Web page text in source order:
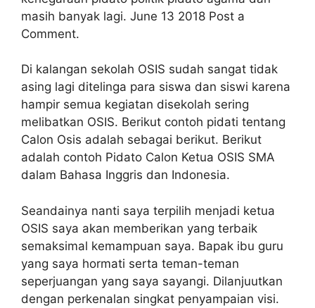
masih banyak lagi. June 13 2018 Post a
Comment.
Di kalangan sekolah OSIS sudah sangat tidak
asing lagi ditelinga para siswa dan siswi karena
hampir semua kegiatan disekolah sering
melibatkan OSIS. Berikut contoh pidati tentang
Calon Osis adalah sebagai berikut. Berikut
adalah contoh Pidato Calon Ketua OSIS SMA
dalam Bahasa Inggris dan Indonesia.
Seandainya nanti saya terpilih menjadi ketua
OSIS saya akan memberikan yang terbaik
semaksimal kemampuan saya. Bapak ibu guru
yang saya hormati serta teman-teman
seperjuangan yang saya sayangi. Dilanjuutkan
dengan perkenalan singkat penyampaian visi.